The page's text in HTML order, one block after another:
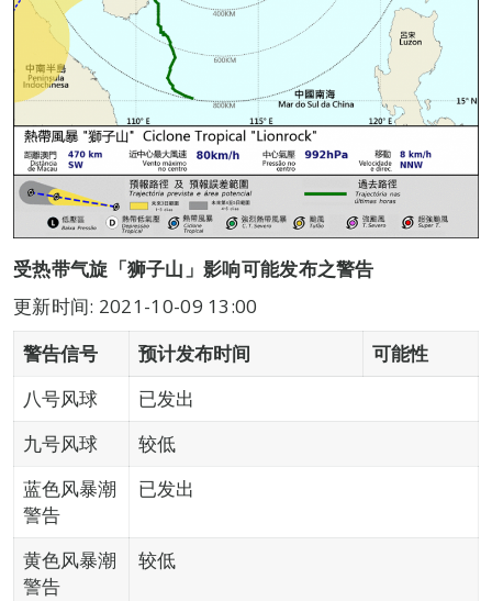
受热带气旋「狮子山」影响可能发布之警告
更新时间: 2021-10-09 13:00
警告信号
预计发布时间
可能性
八号风球
已发出
九号风球
较低
蓝色风暴潮
警告
已发出
黄色风暴潮
警告
较低